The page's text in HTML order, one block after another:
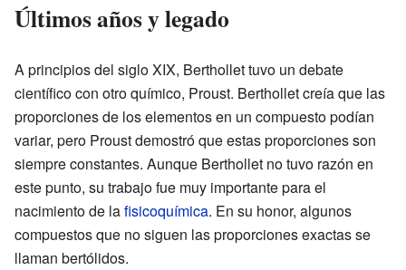
Últimos años y legado
A principios del siglo XIX, Berthollet tuvo un debate
científico con otro químico, Proust. Berthollet creía que las
proporciones de los elementos en un compuesto podían
variar, pero Proust demostró que estas proporciones son
siempre constantes. Aunque Berthollet no tuvo razón en
este punto, su trabajo fue muy importante para el
nacimiento de lafisicoquímica. En su honor, algunos
compuestos que no siguen las proporciones exactas se
llaman bertólidos.